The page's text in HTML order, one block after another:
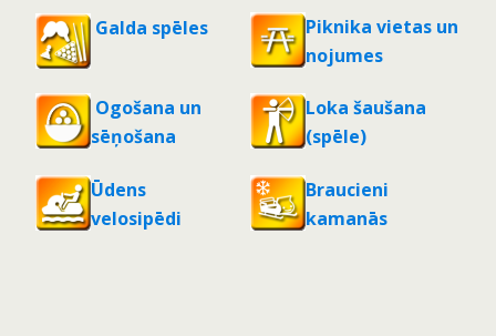
Galda spēles
Piknika vietas un
nojumes
Ogošana un
sēņošana
Loka šaušana
(spēle)
Ūdens
velosipēdi
Braucieni
kamanās